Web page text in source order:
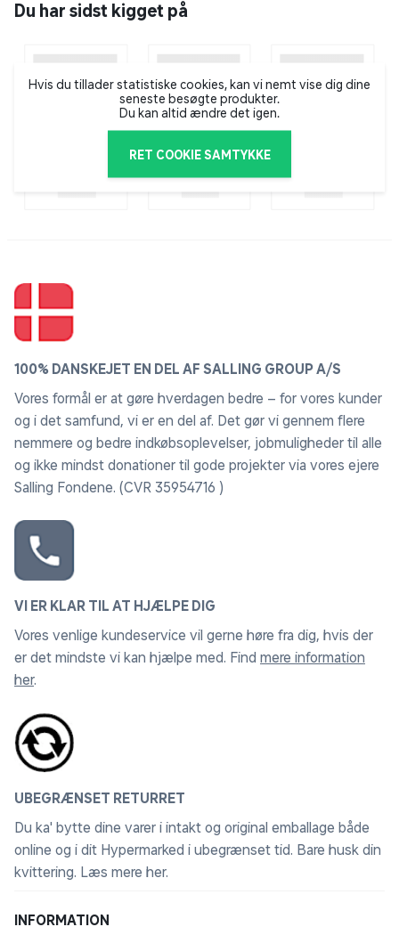
Du har sidst kigget på
Hvis du tillader statistiske cookies, kan vi nemt vise dig dine
seneste besøgte produkter.
Du kan altid ændre det igen.
RET COOKIE SAMTYKKE
100% DANSKEJET EN DEL AF SALLING GROUP A/S
Vores formål er at gøre hverdagen bedre – for vores kunder
og i det samfund, vi er en del af. Det gør vi gennem flere
nemmere og bedre indkøbsoplevelser, jobmuligheder til alle
og ikke mindst donationer til gode projekter via vores ejere
Salling Fondene. (CVR 35954716 )
VI ER KLAR TIL AT HJÆLPE DIG
Vores venlige kundeservice vil gerne høre fra dig, hvis der
er det mindste vi kan hjælpe med. Find mere information
her.
UBEGRÆNSET RETURRET
Du ka' bytte dine varer i intakt og original emballage både
online og i dit Hypermarked i ubegrænset tid. Bare husk din
kvittering. Læs mere her.
INFORMATION